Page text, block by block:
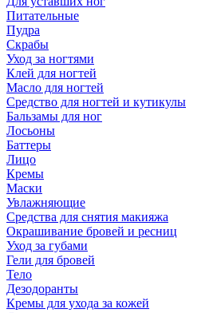
Питательные
Пудра
Скрабы
Уход за ногтями
Клей для ногтей
Масло для ногтей
Средство для ногтей и кутикулы
Бальзамы для ног
Лосьоны
Баттеры
Лицо
Кремы
Маски
Увлажняющие
Средства для снятия макияжа
Окрашивание бровей и ресниц
Уход за губами
Гели для бровей
Тело
Дезодоранты
Кремы для ухода за кожей